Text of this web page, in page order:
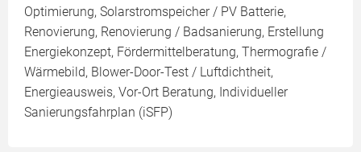
Optimierung, Solarstromspeicher / PV Batterie,
Renovierung, Renovierung / Badsanierung, Erstellung
Energiekonzept, Fördermittelberatung, Thermografie /
Wärmebild, Blower-Door-Test / Luftdichtheit,
Energieausweis, Vor-Ort Beratung, Individueller
Sanierungsfahrplan (iSFP)